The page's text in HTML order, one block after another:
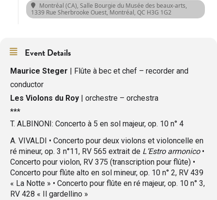
Montréal (CA), Salle Bourgie du Musée des beaux-arts,
1339 Rue Sherbrooke Ouest, Montréal, QC H3G 1G2
Event Details
Maurice Steger | Flûte à bec et chef – recorder and
conductor
Les Violons du Roy | orchestre – orchestra
***
T. ALBINONI: Concerto à 5 en sol majeur, op. 10 n° 4
A. VIVALDI • Concerto pour deux violons et violoncelle en
ré mineur, op. 3 n°11, RV 565 extrait de L’Estro armonico •
Concerto pour violon, RV 375 (transcription pour flûte) •
Concerto pour flûte alto en sol mineur, op. 10 n° 2, RV 439
« La Notte » • Concerto pour flûte en ré majeur, op. 10 n° 3,
RV 428 « Il gardellino »